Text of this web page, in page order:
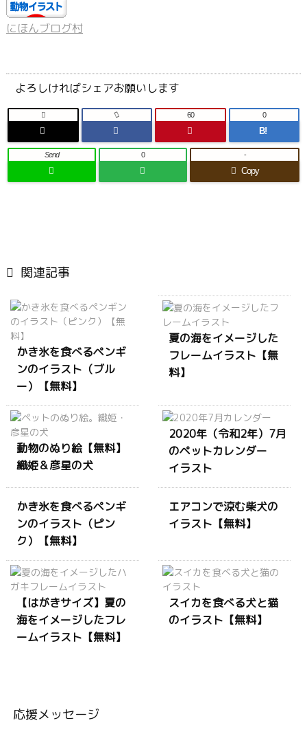
にほんブログ村
よろしければシェアお願いします
 60
B!
0
Send 0
Copy
-
 関連記事
かき氷を食べるペンギ
ンのイラスト（ブル
ー）【無料】
夏の海をイメージした
フレームイラスト【無
料】
動物のぬり絵【無料】
織姫＆彦星の犬
2020年（令和2年）7月
のペットカレンダー
イラスト
かき氷を食べるペンギ
ンのイラスト（ピン
ク）【無料】
エアコンで涼む柴犬の
イラスト【無料】
【はがきサイズ】夏の
海をイメージしたフレ
ームイラスト【無料】
スイカを食べる犬と猫
のイラスト【無料】
応援メッセージ